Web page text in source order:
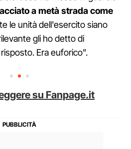
a metà strada come
le unità dell'esercito siano
gli ho detto di
Era euforico".
su Fanpage.it